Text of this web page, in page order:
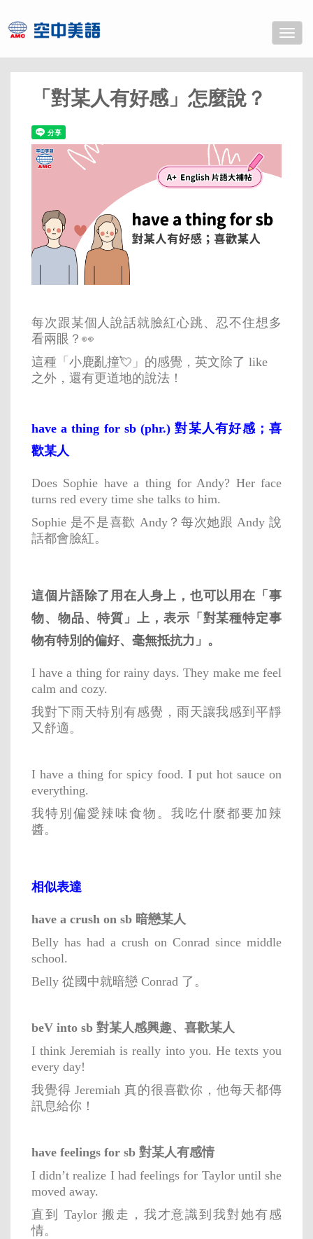
Toggle
「對某人有好感」怎麼說？
每次跟某個人說話就臉紅心跳、忍不住想多
看兩眼？👀
這種「小鹿亂撞💘」的感覺，英文除了 like
之外，還有更道地的說法！
have a thing for sb (phr.) 對某人有好感；喜
歡某人
Does Sophie have a thing for Andy? Her face
turns red every time she talks to him.
Sophie 是不是喜歡 Andy？每次她跟 Andy 說
話都會臉紅。
這個片語除了用在人身上，也可以用在「事
物、物品、特質」上，表示「對某種特定事
物有特別的偏好、毫無抵抗力」。
I have a thing for rainy days. They make me feel
calm and cozy.
我對下雨天特別有感覺，雨天讓我感到平靜
又舒適。
I have a thing for spicy food. I put hot sauce on
everything.
我特別偏愛辣味食物。我吃什麼都要加辣
醬。
相似表達
have a crush on sb 暗戀某人
Belly has had a crush on Conrad since middle
school.
Belly 從國中就暗戀 Conrad 了。
beV into sb 對某人感興趣、喜歡某人
I think Jeremiah is really into you. He texts you
every day!
我覺得 Jeremiah 真的很喜歡你，他每天都傳
訊息給你！
have feelings for sb 對某人有感情
I didn’t realize I had feelings for Taylor until she
moved away.
直到 Taylor 搬走，我才意識到我對她有感
情。